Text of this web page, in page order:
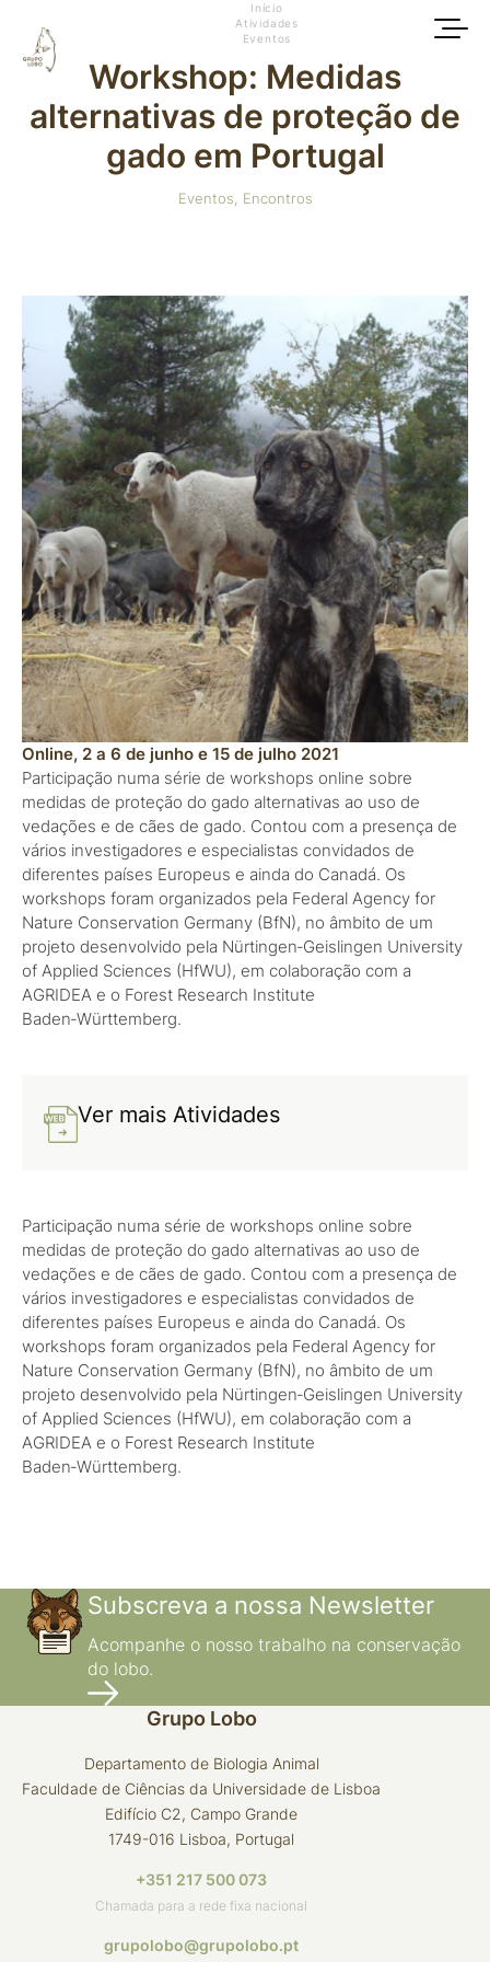
Início
Atividades
Eventos
Workshop: Medidas
alternativas de proteção de
gado em Portugal
Eventos Encontros
Online, 2 a 6 de junho e 15 de julho 2021
Participação numa série de workshops online sobre
medidas de proteção do gado alternativas ao uso de
vedações e de cães de gado. Contou com a presença de
vários investigadores e especialistas convidados de
diferentes países Europeus e ainda do Canadá. Os
workshops foram organizados pela Federal Agency for
Nature Conservation Germany (BfN), no âmbito de um
projeto desenvolvido pela Nürtingen‑Geislingen University
of Applied Sciences (HfWU), em colaboração com a
AGRIDEA e o Forest Research Institute
Baden‑Württemberg.
Ver mais Atividades
Participação numa série de workshops online sobre
medidas de proteção do gado alternativas ao uso de
vedações e de cães de gado. Contou com a presença de
vários investigadores e especialistas convidados de
diferentes países Europeus e ainda do Canadá. Os
workshops foram organizados pela Federal Agency for
Nature Conservation Germany (BfN), no âmbito de um
projeto desenvolvido pela Nürtingen‑Geislingen University
of Applied Sciences (HfWU), em colaboração com a
AGRIDEA e o Forest Research Institute
Baden‑Württemberg.
Subscreva a nossa Newsletter
Acompanhe o nosso trabalho na conservação
do lobo.
Grupo Lobo
Departamento de Biologia Animal
Faculdade de Ciências da Universidade de Lisboa
Edifício C2, Campo Grande
1749-016 Lisboa, Portugal
+351 217 500 073
Chamada para a rede fixa nacional
grupolobo@grupolobo.pt